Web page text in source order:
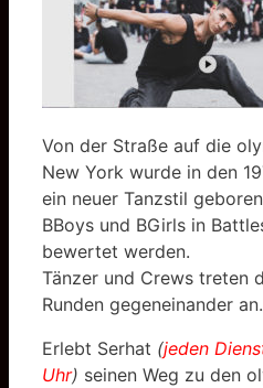
Von der Straße auf die
New York wurde in den
ein neuer Tanzstil
BBoys und BGirls in
bewertet werden.
Tänzer und Crews treten
Runden gegeneinander an.
Erlebt Serhat (jeden
Uhr) seinen Weg zu den